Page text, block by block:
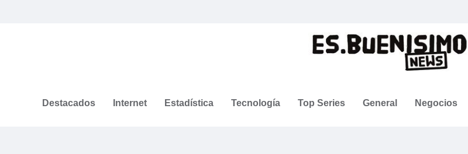
Destacados Internet Estadística Tecnología Top Series General Negocios